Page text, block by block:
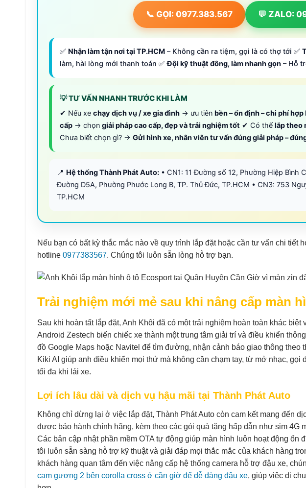
📞 GỌI: 0977.383.567 💬 ZALO:
✅ Nhận làm tận nơi tại TP.HCM – Không cần ra tiệm, gọi là có thợ tới ✅
làm, hài lòng mới thanh toán ✅Đội kỹ thuật đông, làm nhanh gọn – Hỗ
💡 TƯ VẤN NHANH TRƯỚC KHI LÀM
✔ Nếu xe chạy dịch vụ / xe gia đình → ưu tiên bền – ổn định – chi phí hợp
cấp → chọn giải pháp cao cấp, đẹp và trải nghiệm tốt ✔ Có thể lắp theo
Chưa biết chọn gì? → Gửi hình xe, nhân viên tư vấn đúng giải pháp –
📍 Hệ thống Thành Phát Auto: • CN1: 11 Đường số 12, Phường Hiệp Bình
Đường D5A, Phường Phước Long B, TP. Thủ Đức, TP.HCM • CN3: 753
TP.HCM
Nếu bạn có bất kỳ thắc mắc nào về quy trình lắp đặt hoặc cần tư vấn chi tiết
hotline 0977383567. Chúng tôi luôn sẵn lòng hỗ trợ bạn.
Trải nghiệm mới mẻ sau khi nâng cấp màn
Sau khi hoàn tất lắp đặt, Anh Khôi đã có một trải nghiệm hoàn toàn khác
Android Zestech biến chiếc xe thành một trung tâm giải trí và điều khiển
đồ Google Maps hoặc Navitel để tìm đường, nhận cảnh báo giao thông
Kiki AI giúp anh điều khiển mọi thứ mà không cần chạm tay, từ mở nhạc, gọi
tối đa khi lái xe.
Lợi ích lâu dài và dịch vụ hậu mãi tại Thành Phát Auto
Không chỉ dừng lại ở việc lắp đặt, Thành Phát Auto còn cam kết mang đến
được bảo hành chính hãng, kèm theo các gói quà tặng hấp dẫn như sim 4G
Các bản cập nhật phần mềm OTA tự động giúp màn hình luôn hoạt động ổn
tôi luôn sẵn sàng hỗ trợ kỹ thuật và giải đáp mọi thắc mắc của khách hàng
khách hàng quan tâm đến việc nâng cấp hệ thống camera hỗ trợ đậu xe,
cam gương 2 bên corolla cross ở cần giờ để dễ dàng đậu xe, giúp việc di